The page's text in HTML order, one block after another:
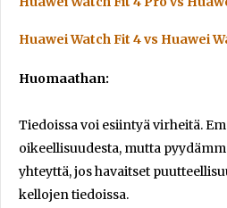
Huawei Watch Fit 4 vs Huawei
Huomaathan:
Tiedoissa voi esiintyä virheitä.
oikeellisuudesta, mutta
yhteyttä, jos havaitset
kellojen tiedoissa.